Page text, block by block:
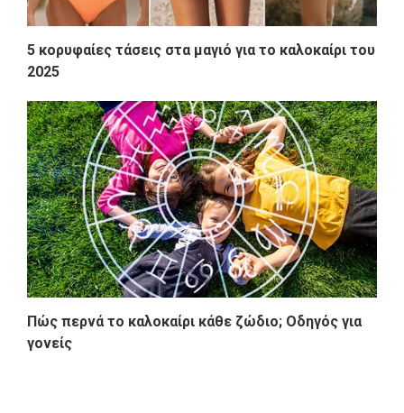
5 κορυφαίες τάσεις στα μαγιό για το καλοκαίρι του
2025
Πώς περνά το καλοκαίρι κάθε ζώδιο; Οδηγός για
γονείς